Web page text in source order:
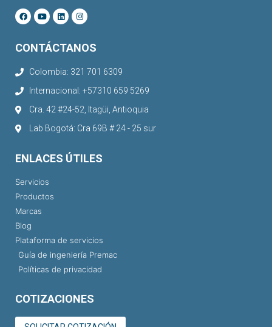
CONTÁCTANOS
Colombia: 321 701 6309
Internacional: +57310 659 5269
Cra. 42 #24-52, Itagüi, Antioquia
Lab Bogotá: Cra 69B # 24 - 25 sur
ENLACES ÚTILES
Servicios
Productos
Marcas
Blog
Plataforma de servicios
Guía de ingeniería Premac
Políticas de privacidad
COTIZACIONES